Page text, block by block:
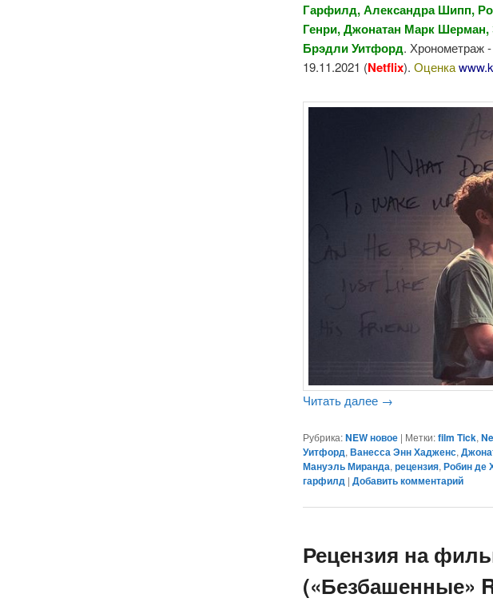
Гарфилд, Александра Шипп,
Генри, Джонатан Марк
Брэдли Уитфорд. Хронометраж
19.11.2021 (Netflix).Оценка
Читать далее →
Рубрика: NEW новое | Метки: film Tick,
Уитфорд,Ванесса Энн Хадженс,
Мануэль Миранда,рецензия,Робин де
гарфилд |Добавить комментарий
Рецензия на
(«Безбашенные»